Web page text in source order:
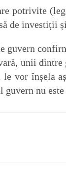
potrivite
de investiții
guvern
unii dintre
vor înșela
guvern nu